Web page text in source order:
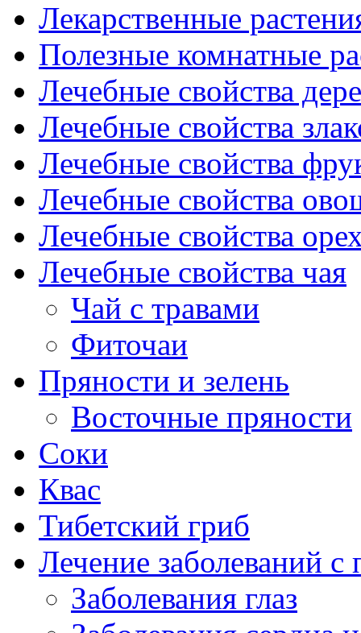
Лекарственные
Полезные комнатные
Лечебные свойства
Лечебные свойства
Лечебные свойства
Лечебные свойства
Лечебные свойства
Лечебные свойства чая
Чай с травами
Фиточаи
Пряности и зелень
Восточные пряности
Соки
Квас
Тибетский гриб
Лечение заболеваний
Заболевания глаз